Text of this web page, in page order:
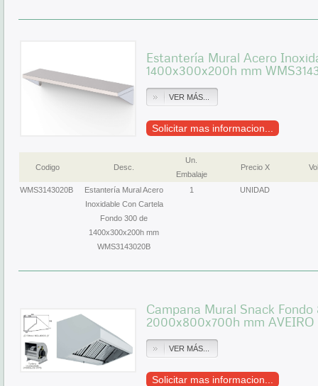
Estantería Mural Acero
1400x300x200h mm
VER MÁS...
Solicitar mas informacion...
Codigo Desc.
Un.
Embalaje
Precio X
WMS3143020B
Estantería Mural Acero
Inoxidable Con Cartela
Fondo 300 de
1400x300x200h mm
WMS3143020B
1 UNIDAD
Campana Mural Snack
2000x800x700h mm
VER MÁS...
Solicitar mas informacion...